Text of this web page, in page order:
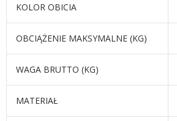
KOLOR OBICIA
OBCIĄŻENIE MAKSYMALNE (KG)
WAGA BRUTTO (KG)
MATERIAŁ